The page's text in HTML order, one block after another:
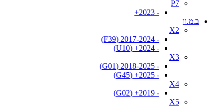
P7
- 2023+
ב.מ.וו
X2
- 2017-2024 (F39)
- 2024+ (U10)
X3
- 2018-2025 (G01)
- 2025+ (G45)
X4
- 2019+ (G02)
X5